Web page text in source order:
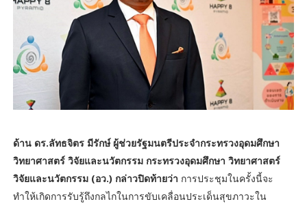
ด้าน ดร.ลัทธจิตร มีรักษ์ ผู้ช่วยรัฐมนตรีประจำกระทรวงอุดมศึกษา
วิทยาศาสตร์ วิจัยและนวัตกรรม กระทรวงอุดมศึกษา วิทยาศาสตร์
วิจัยและนวัตกรรม (อว.) กล่าวปิดท้ายว่า การประชุมในครั้งนี้จะ
ทำให้เกิดการรับรู้ถึงกลไกในการขับเคลื่อนประเด็นสุขภาวะใน